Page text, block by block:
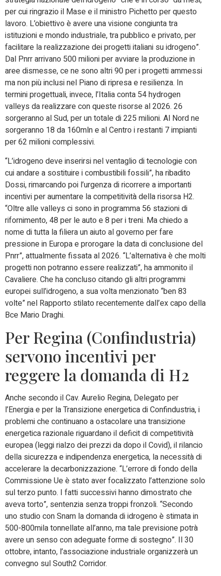
per cui ringrazio il Mase e il ministro Pichetto per questo
lavoro. L’obiettivo è avere una visione congiunta tra
istituzioni e mondo industriale, tra pubblico e privato, per
facilitare la realizzazione dei progetti italiani su idrogeno”.
Dal Pnrr arrivano 500 milioni per avviare la produzione in
aree dismesse, ce ne sono altri 90 per i progetti ammessi
ma non più inclusi nel Piano di ripresa e resilienza. In
termini progettuali, invece, l’Italia conta 54 hydrogen
valleys da realizzare con queste risorse al 2026. 26
sorgeranno al Sud, per un totale di 225 milioni. Al Nord ne
sorgeranno 18 da 160mln e al Centro i restanti 7 impianti
per 62 milioni complessivi.
“L’idrogeno deve inserirsi nel ventaglio di tecnologie con
cui andare a sostituire i combustibili fossili”, ha ribadito
Dossi, rimarcando poi l’urgenza di ricorrere a importanti
incentivi per aumentare la competitività della risorsa H2.
“Oltre alle valleys ci sono in programma 56 stazioni di
rifornimento, 48 per le auto e 8 per i treni. Ma chiedo a
nome di tutta la filiera un aiuto al governo per fare
pressione in Europa e prorogare la data di conclusione del
Pnrr”, attualmente fissata al 2026. “L’alternativa è che molti
progetti non potranno essere realizzati”, ha ammonito il
Cavaliere. Che ha concluso citando gli altri programmi
europei sull’idrogeno, a sua volta menzionato “ben 83
volte” nel Rapporto stilato recentemente dall’ex capo della
Bce Mario Draghi.
Per Regina (Confindustria)
servono incentivi per
reggere la domanda di H2
Anche secondo il Cav. Aurelio Regina, Delegato per
l’Energia e per la Transizione energetica di Confindustria, i
problemi che continuano a ostacolare una transizione
energetica razionale riguardano il deficit di competitività
europea (leggi rialzo dei prezzi da dopo il Covid), il rilancio
della sicurezza e indipendenza energetica, la necessità di
accelerare la decarbonizzazione. “L’errore di fondo della
Commissione Ue è stato aver focalizzato l’attenzione solo
sul terzo punto. I fatti successivi hanno dimostrato che
aveva torto”, sentenzia senza troppi fronzoli. “Secondo
uno studio con Snam la domanda di idrogeno è stimata in
500-800mila tonnellate all’anno, ma tale previsione potrà
avere un senso con adeguate forme di sostegno”. Il 30
ottobre, intanto, l’associazione industriale organizzerà un
convegno sul South2 Corridor.